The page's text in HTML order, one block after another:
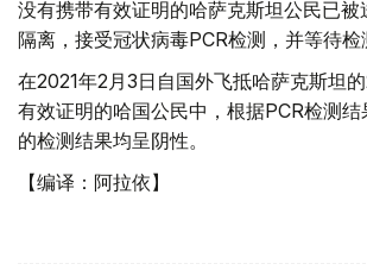
没有携带有效证明的哈萨克斯坦公民已
隔离，接受冠状病毒PCR检测，并等待检
在2021年2月3日自国外飞抵哈萨克斯坦
有效证明的哈国公民中，根据PCR检测
的检测结果均呈阴性。
【编译：阿拉依】